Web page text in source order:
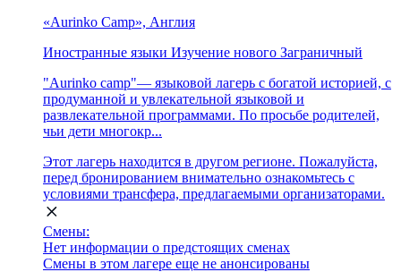
«Aurinko Camp», Англия
Иностранные языки Изучение нового Заграничный
"Aurinko camp"— языковой лагерь с богатой историей, с
продуманной и увлекательной языковой и
развлекательной программами. По просьбе родителей,
чьи дети многокр...
Этот лагерь находится в другом регионе. Пожалуйста,
перед бронированием внимательно ознакомьтесь с
условиями трансфера, предлагаемыми организаторами.
Смены:
Нет информации о предстоящих сменах
Смены в этом лагере еще не анонсированы